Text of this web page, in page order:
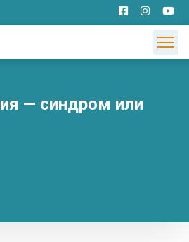
— синдром или